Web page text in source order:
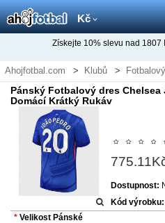
Kč
Získejte 10% slevu nad 1807
Ahojfotbal.com Klubů
Pánský Fotbalový dres Chelsea
Domácí Krátký Rukáv
Dostupnost:
Kód výrobku:
Velikost Pánské